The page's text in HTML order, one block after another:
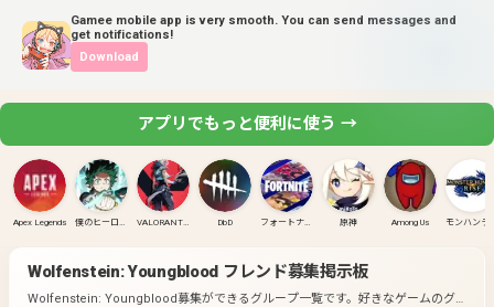
Gamee mobile app is very smooth. You can send messages and
get notifications!
Download
アプリでもっと便利に使う →
Apex Legends 僕のヒーローアカデミア ULTRA RUMBLE VALORANT(PC) DbD フォートナイト 原神 Among Us
Wolfenstein: Youngblood フレンド募集掲示板
Wolfenstein: Youngblood募集ができるグループ一覧です。 好きなゲームのグ